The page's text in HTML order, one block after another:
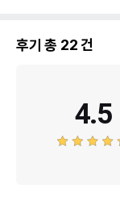
후기 총 22건
4.5